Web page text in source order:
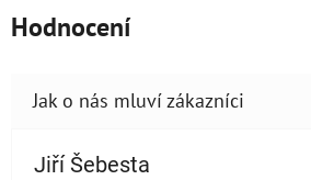
Hodnocení
Jiří Šebesta